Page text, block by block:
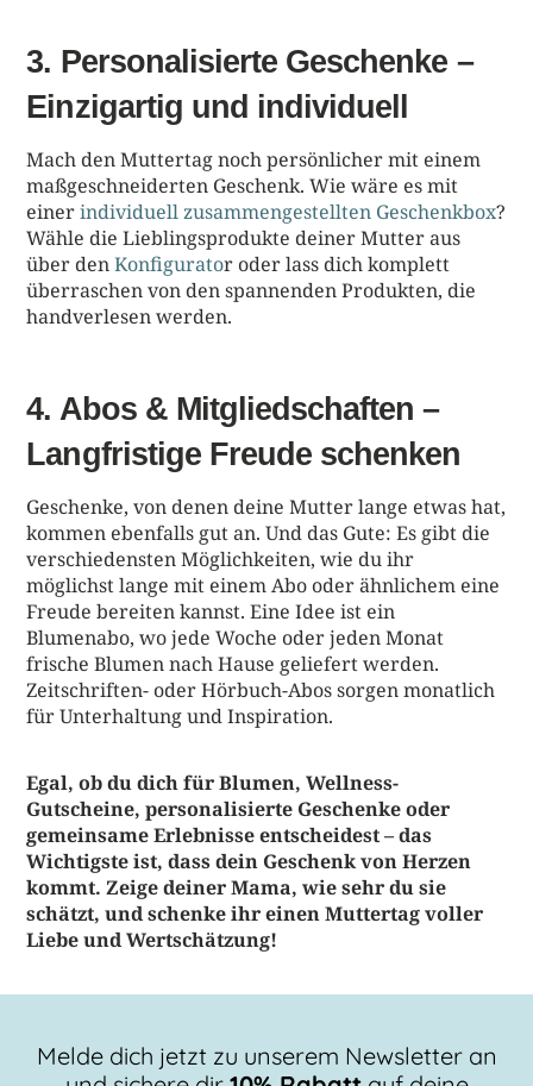
3. Personalisierte Geschenke –
Einzigartig und individuell
Mach den Muttertag noch persönlicher mit einem
maßgeschneiderten Geschenk. Wie wäre es mit
einerindividuell zusammengestellten Geschenkbox?
Wähle die Lieblingsprodukte deiner Mutter aus
über denKonfigurator oder lass dich komplett
überraschen von den spannenden Produkten, die
handverlesen werden.
4. Abos & Mitgliedschaften –
Langfristige Freude schenken
Geschenke, von denen deine Mutter lange etwas hat,
kommen ebenfalls gut an. Und das Gute: Es gibt die
verschiedensten Möglichkeiten, wie du ihr
möglichst lange mit einem Abo oder ähnlichem eine
Freude bereiten kannst. Eine Idee ist ein
Blumenabo, wo jede Woche oder jeden Monat
frische Blumen nach Hause geliefert werden.
Zeitschriften- oder Hörbuch-Abos sorgen monatlich
für Unterhaltung und Inspiration.
Egal, ob du dich für Blumen, Wellness-
Gutscheine, personalisierte Geschenke oder
gemeinsame Erlebnisse entscheidest – das
Wichtigste ist, dass dein Geschenk von Herzen
kommt. Zeige deiner Mama, wie sehr du sie
schätzt, und schenke ihr einen Muttertag voller
Liebe und Wertschätzung!
Melde dich jetzt zu unserem Newsletter an